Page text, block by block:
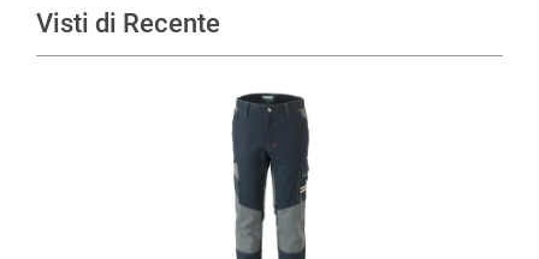
Visti di Recente